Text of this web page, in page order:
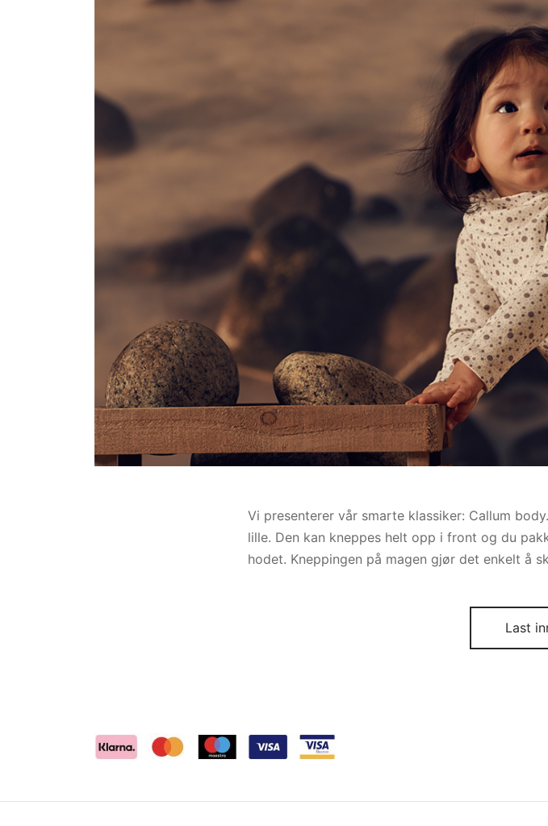
Vi presenterer vår smarte klassiker: Callum
lille. Den kan kneppes helt opp i front og du
hodet. Kneppingen på magen gjør det enkelt å
Last